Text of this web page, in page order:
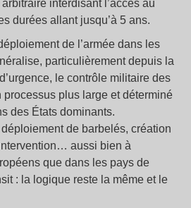
interdisant l’accès au
durées allant jusqu’à 5 ans.
de l’armée dans les
particulièrement depuis la
le contrôle militaire des
processus plus large et déterminé
des États dominants.
de barbelés, création
aussi bien à
que dans les pays de
: la logique reste la même et le